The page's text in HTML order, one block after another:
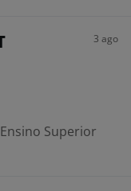
3 ago
Ensino Superior